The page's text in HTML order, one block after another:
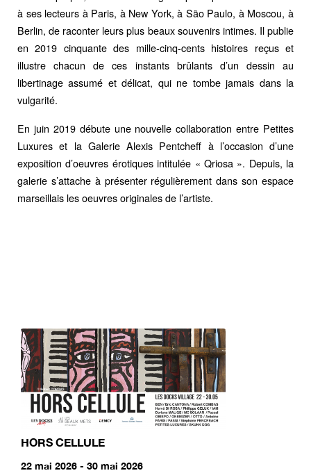
à ses lecteurs à Paris, à New York, à São Paulo, à Moscou, à
Berlin, de raconter leurs plus beaux souvenirs intimes. Il publie
en 2019 cinquante des mille-cinq-cents histoires reçus et
illustre chacun de ces instants brûlants d’un dessin au
libertinage assumé et délicat, qui ne tombe jamais dans la
vulgarité.
En juin 2019 débute une nouvelle collaboration entre Petites
Luxures et la Galerie Alexis Pentcheff à l’occasion d’une
exposition d’oeuvres érotiques intitulée « Qriosa ». Depuis, la
galerie s’attache à présenter régulièrement dans son espace
marseillais les oeuvres originales de l’artiste.
HORS CELLULE
22 mai 2026 - 30 mai 2026